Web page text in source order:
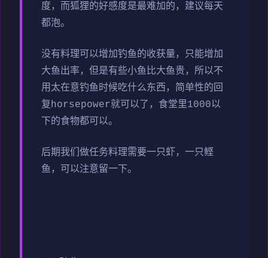
度，而狐狸的好感度是最难加的，建议每天
都泡。
没有料理可以增加钓鱼的收获量，只能增加
大鱼出率，但是有些小鱼比大鱼贵，所以不
用太在意钓鱼时候吃什么东西，简单性的回
复horsepower就可以了，食堂里1000以
下的食物都可以。
后期我们做任务料理需要一只虾，一只鲣
鱼，可以注意留一下。